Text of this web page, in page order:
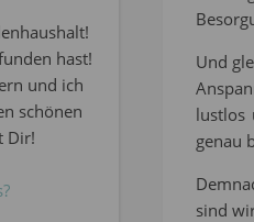
hast!
und ich
schönen
Dir!
Und
lustlos
genau
sind